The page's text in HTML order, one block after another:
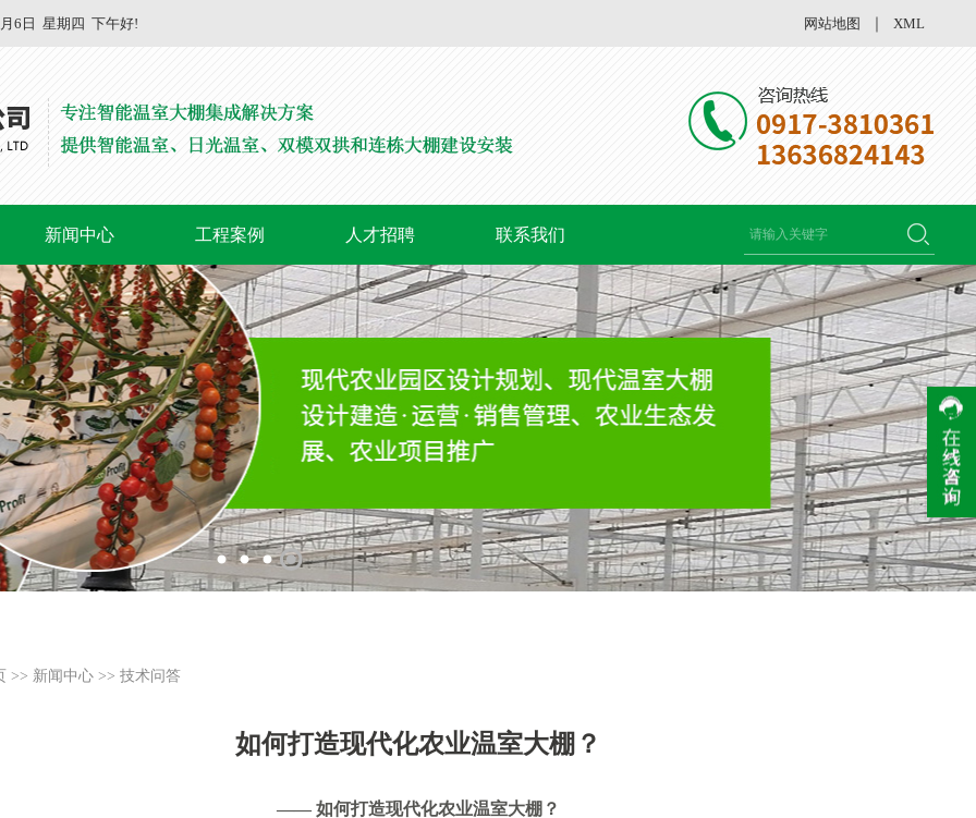
6日 星期四 下午好! 网站地图 XML
新闻中心 工程案例 人才招聘 联系我们
>> 新闻中心 >> 技术问答
如何打造现代化农业温室大棚？
—— 如何打造现代化农业温室大棚？